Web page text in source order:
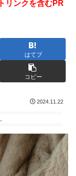
リンクを含むPR
はてブ
コピー
2024.11.22